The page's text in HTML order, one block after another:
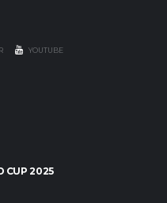
YOUTUBE
CUP 2025